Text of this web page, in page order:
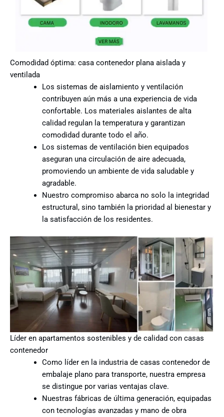
Comodidad óptima: casa contenedor plana aislada y
ventilada
Los sistemas de aislamiento y ventilación
contribuyen aún más a una experiencia de vida
confortable. Los materiales aislantes de alta
calidad regulan la temperatura y garantizan
comodidad durante todo el año.
Los sistemas de ventilación bien equipados
aseguran una circulación de aire adecuada,
promoviendo un ambiente de vida saludable y
agradable.
Nuestro compromiso abarca no solo la integridad
estructural, sino también la prioridad al bienestar y
la satisfacción de los residentes.
Líder en apartamentos sostenibles y de calidad con casas
contenedor
Como líder en la industria de casas contenedor de
embalaje plano para transporte, nuestra empresa
se distingue por varias ventajas clave.
Nuestras fábricas de última generación, equipadas
con tecnologías avanzadas y mano de obra